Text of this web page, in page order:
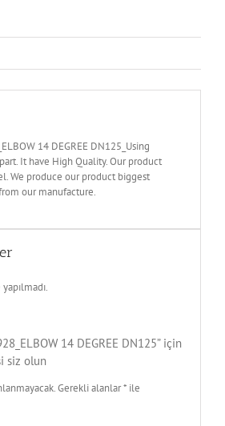
14 DEGREE DN125_Using
It have High Quality. Our product
We produce our product biggest
our manufacture.
14 DEGREE DN125” için
siz olun
Gerekli alanlar*ile